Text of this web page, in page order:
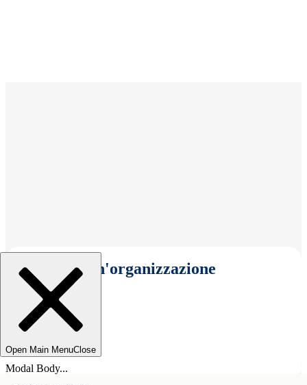
Seleziona un'organizzazione
Open Main MenuClose
Modal Body...